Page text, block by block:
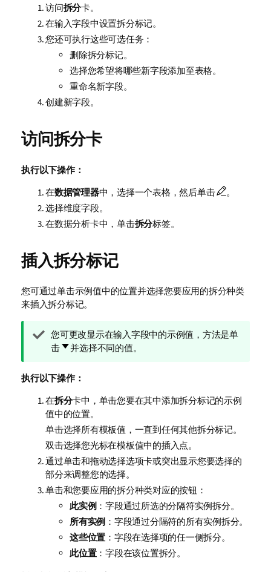
访问拆分卡。
在输入字段中设置拆分标记。
您还可执行这些可选任务：
删除拆分标记。
选择您希望将哪些新字段添加至表格。
重命名新字段。
创建新字段。
访问拆分卡
执行以下操作：
在数据管理器中，选择一个表格，然后单击
。
选择维度字段。
在数据分析卡中，单击拆分标签。
插入拆分标记
您可通过单击示例值中的位置并选择您要应用的拆分种类
来插入拆分标记。
提
示
释
您可更改显示在输入字段中的示例值，方法是单
击
并选择不同的值。
执行以下操作：
在拆分卡中，单击您要在其中添加拆分标记的示例
值中的位置。
单击选择所有模板值，一直到任何其他拆分标记。
双击选择您光标在模板值中的插入点。
通过单击和拖动选择选项卡或突出显示您要选择的
部分来调整您的选择。
单击和您要应用的拆分种类对应的按钮：
此实例：字段通过所选的分隔符实例拆分。
所有实例 ：字段通过分隔符的所有实例拆分。
这些位置 ：字段在选择项的任一侧拆分。
此位置：字段在该位置拆分。